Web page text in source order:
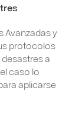
Avanzadas y
protocolos
a
caso lo
aplicarse